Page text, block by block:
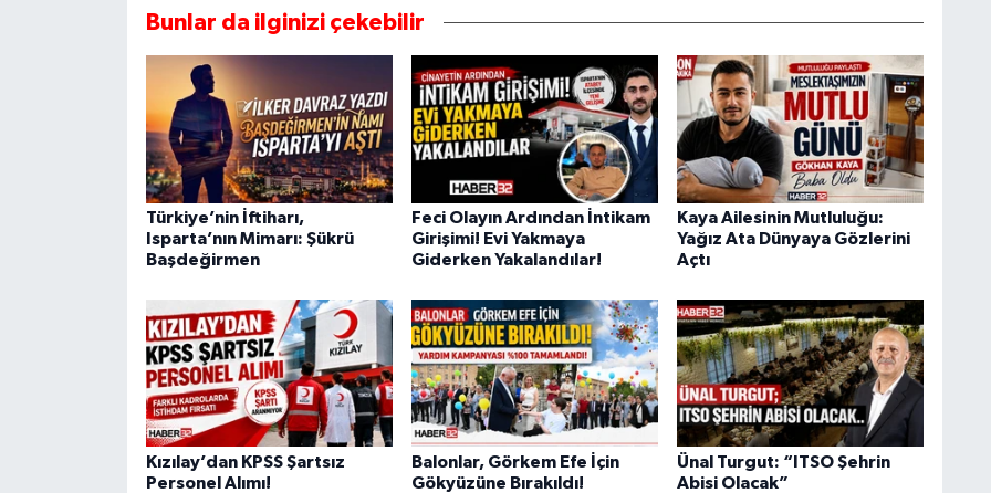
Bunlar da ilginizi çekebilir
Türkiye’nin İftiharı,
Isparta’nın Mimarı: Şükrü
Başdeğirmen
Feci Olayın Ardından İntikam
Girişimi! Evi Yakmaya
Giderken Yakalandılar!
Kaya Ailesinin Mutluluğu:
Yağız Ata Dünyaya Gözlerini
Açtı
Kızılay’dan KPSS Şartsız
Personel Alımı!
Balonlar, Görkem Efe İçin
Gökyüzüne Bırakıldı!
Ünal Turgut: “ITSO Şehrin
Abisi Olacak”